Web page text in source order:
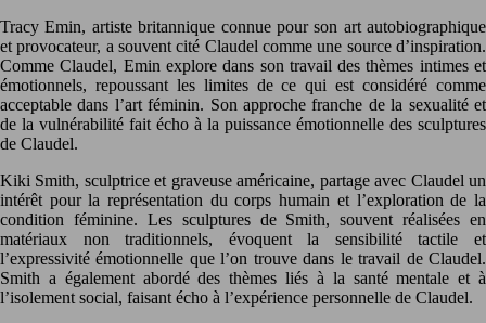
Tracy Emin, artiste britannique connue pour son art autobiographique
et provocateur, a souvent cité Claudel comme une source d’inspiration.
Comme Claudel, Emin explore dans son travail des thèmes intimes et
émotionnels, repoussant les limites de ce qui est considéré comme
acceptable dans l’art féminin. Son approche franche de la sexualité et
de la vulnérabilité fait écho à la puissance émotionnelle des sculptures
de Claudel.
Kiki Smith, sculptrice et graveuse américaine, partage avec Claudel un
intérêt pour la représentation du corps humain et l’exploration de la
condition féminine. Les sculptures de Smith, souvent réalisées en
matériaux non traditionnels, évoquent la sensibilité tactile et
l’expressivité émotionnelle que l’on trouve dans le travail de Claudel.
Smith a également abordé des thèmes liés à la santé mentale et à
l’isolement social, faisant écho à l’expérience personnelle de Claudel.